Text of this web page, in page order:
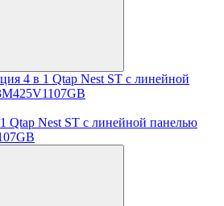
Qtap Nest ST с линейной панелью